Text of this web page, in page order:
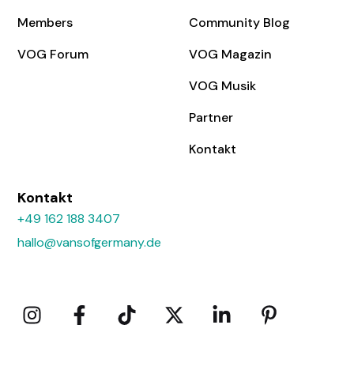
Members
VOG Forum
Community Blog
VOG Magazin
VOG Musik
Partner
Kontakt
Kontakt
+49 162 188 3407
hallo@vansofgermany.de